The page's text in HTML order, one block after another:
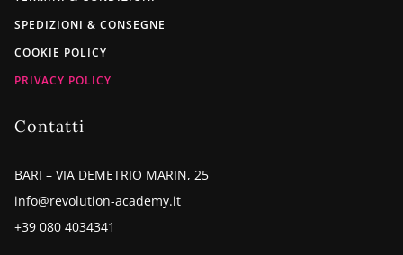
SPEDIZIONI & CONSEGNE
COOKIE POLICY
PRIVACY POLICY
Contatti
BARI – VIA DEMETRIO MARIN, 25
info@revolution-academy.it
+39 080 4034341